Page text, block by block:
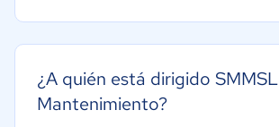
¿A quién está dirigido SMMSL
Mantenimiento?